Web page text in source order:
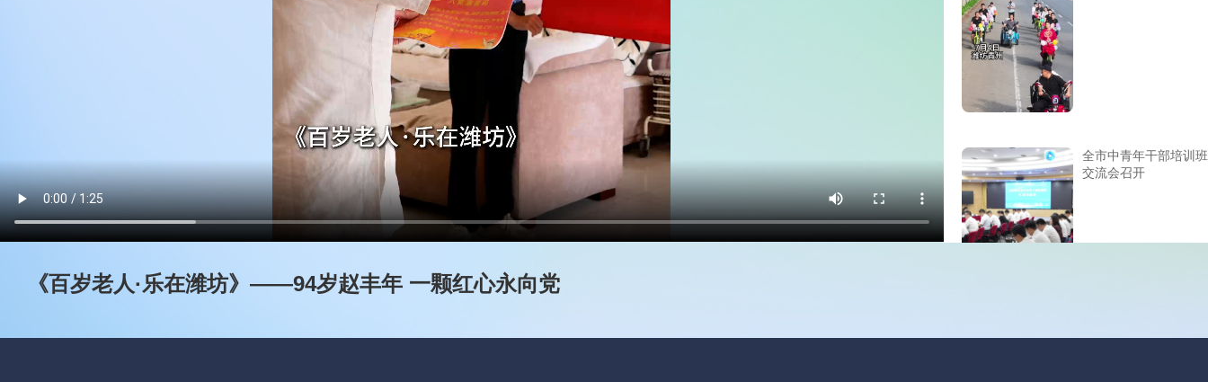
《百岁老人·乐在潍坊》——94岁赵丰年 一颗红心永向党
全市中青年干部培训
交流会召开
雨季“蒸”战高温 民生